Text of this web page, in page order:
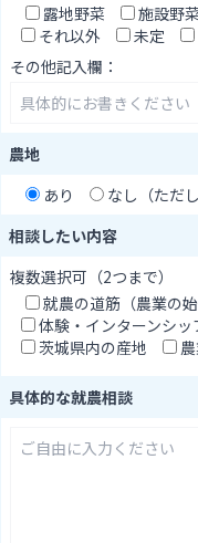
露地野菜
施設野
それ以外
未定
その他記入欄：
農地
あり
なし（ただ
相談したい内容
複数選択可（2つまで）
就農の道筋（農業の始
体験・インターンシッ
茨城県内の産地
具体的な就農相談